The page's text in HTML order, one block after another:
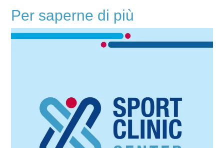
Per saperne di più